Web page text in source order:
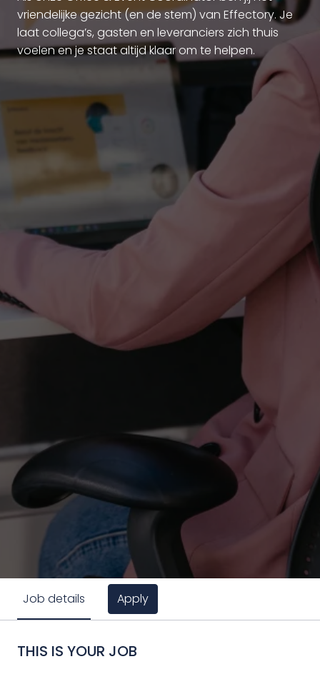
vriendelijke gezicht (en de stem) van Effectory. Je
laat collega’s, gasten en leveranciers zich thuis
voelen en je staat altijd klaar om te helpen.
Job details Apply
THIS IS YOUR JOB